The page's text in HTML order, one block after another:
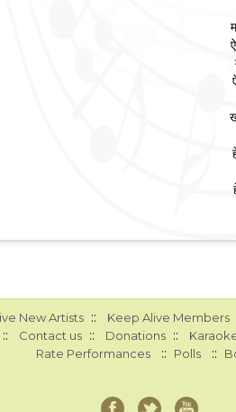
New Artists :: Keep Alive Members
:: Contact us :: Donations ::
Rate Performances :: Polls ::